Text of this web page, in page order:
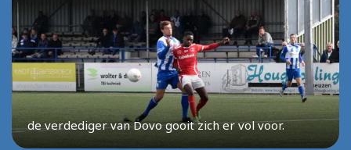
de verdediger van Dovo gooit zich er vol voor.